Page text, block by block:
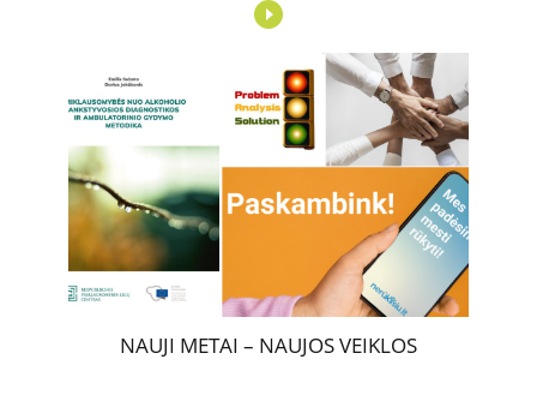
Administracinė informacija
Darbo užmokestis
Paskatinimai ir apdovanojimai
Viešieji pirkimai
Biudžeto vykdymo ataskaitų rinkiniai
Finansinių ataskaitų rinkiniai
Tarnybiniai lengvieji automobiliai
Lėšos veiklai viešinti
Interneto svetainės atitikties paraiška
NAUJI METAI – NAUJOS VEIKLOS